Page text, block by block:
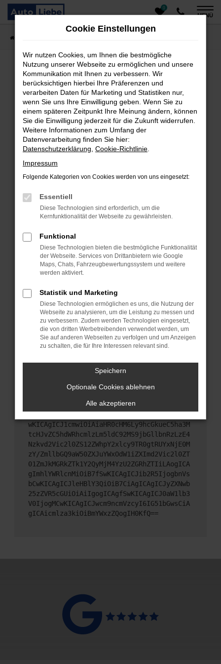
Zum
Hauptinhalt
0
MENÜ
Fehler: Network Error
Beim Laden ist ein Fehler aufgetreten.
Hier sind ein paar Tipps, die dir helfen können:
Überprüfe deine Firewall und deine
Internetverbindung.
Laden andere Webseiten, zum Beispiel deine
Suchmaschine?
Prüfe deine Browsererweiterungen.
das Laden bestimmter Seiten verhindern.
Funktioniert die Seite in einem anderen Browser
oder in einem privaten Fenster?
Das kann manchmal helfen, vorübergehende
Probleme zu beheben.
Stelle sicher, dass dein Browser und dein
Betriebssystem auf dem neuesten Stand sind.
Sicherheitsrisiko, sondern kann auch dazu führen,
dass bestimmte Funktionen nicht mehr
unterstützt werden.
Wende dich an den Webseitenbetreiber.
Wenn du alle oben genannten Schritte versucht
hast, kontaktiere uns bitte. Wir werden versuchen,
das Problem zu beheben. Du kannst uns diesen
Text schicken, um uns bei der Fehlersuche zu
unterstützen:
ewogICJuYW1lIjogIk5ldHdvcmtFcnJvciIsCiAgI
mNvbmZpZyI6IHsKICAgICJtZXRob2QiOiAiR0VUIi
wKICAgICJ1cmwiOiAiaHR0cHM6Ly9hcGkueC5ha3M
tcHJvZC5hdWRhcmlzLm5ldC92MS9jbGllbnRzLzE4
Nzkvd2Vic2l0ZS12ZWhpY2xlcy9TR0gtRUYxNjE0M
zY/ZmllbGQ9aW50ZXJuYWxOdW1iZXImd2Vic2l0ZT
01ZmJkMGRkZTk1Y2QyMjM4YzU2ZGRhZTIiLAogICA
gImhlYWRlcnMiOiB7fSwKICAgICJib2R5IjogbnVs
bCwKICAgICJleHBlY3QiOiB7CiAgICAgICJyZXNwb
25zZVR5cGUiOiAiIgogICAgfSwKICAgICJ0aW1lb3
V0IjogMCwKICAgICJwcm9ncmVzcyI6IG51bGwsCiA
gICAicmlza3kiOiBmYWxzZQogIH0KfQ==
Cookie Einstellungen
Wir nutzen Cookies, um Ihnen die bestmögliche
Nutzung unserer Webseite zu ermöglichen und unsere
Kommunikation mit Ihnen zu verbessern. Wir
berücksichtigen hierbei Ihre Präferenzen und
verarbeiten Daten für Marketing und Statistiken nur,
wenn Sie uns Ihre Einwilligung geben. Wenn Sie zu
einem späteren Zeitpunkt Ihre Meinung ändern, können
Sie die Einwilligung jederzeit für die Zukunft widerrufen.
Weitere Informationen zum Umfang der
Datenverarbeitung finden Sie hier:
Datenschutzerklärung Cookie-Richtlinie
Impressum
Folgende Kategorien von Cookies werden von uns eingesetzt:
Essentiell
Diese Technologien sind erforderlich, um die
Kernfunktionalität der Webseite zu gewährleisten.
Funktional
Diese Technologien bieten die bestmögliche Funktionalität
der Webseite. Services von Drittanbietern wie Google
Maps, Chats, Fahrzeugbewertungssystem und weitere
werden aktiviert.
Statistik und Marketing
Diese Technologien ermöglichen es uns, die Nutzung der
Webseite zu analysieren, um die Leistung zu messen und
zu verbessern. Zudem werden Technologien eingesetzt,
die von dritten Werbetreibenden verwendet werden, um
Sie auf anderen Webseiten zu verfolgen und um Anzeigen
zu schalten, die für Ihre Interessen relevant sind.
Speichern
Optionale Cookies ablehnen
Alle akzeptieren